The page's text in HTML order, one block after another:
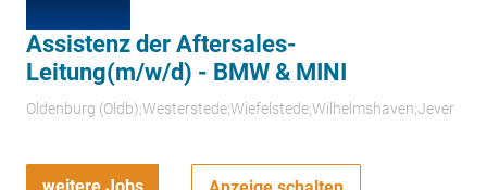
Assistenz der Aftersales-
Leitung(m/w/d) - BMW & MINI
Oldenburg (Oldb);Westerstede;Wiefelstede;Wilhelmshaven;Jever